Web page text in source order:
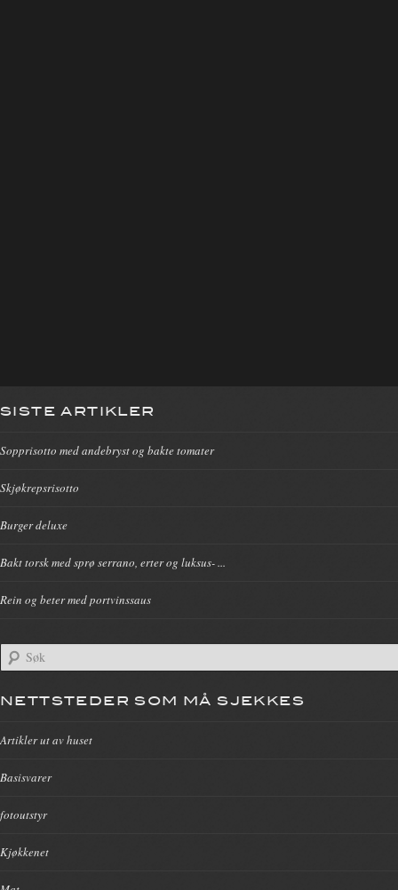
SISTE ARTIKLER
Sopprisotto med andebryst og bakte tomater
Skjøkrepsrisotto
Burger deluxe
Bakt torsk med sprø serrano, erter og luksus- ...
Rein og beter med portvinssaus
NETTSTEDER SOM MÅ SJEKKES
Artikler ut av huset
Basisvarer
fotoutstyr
Kjøkkenet